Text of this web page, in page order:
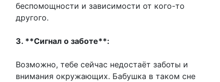
беспомощности и зависимости от кого-то
другого.
3. **Сигнал о заботе**:
Возможно, тебе сейчас недостаёт заботы и
внимания окружающих. Бабушка в таком сне